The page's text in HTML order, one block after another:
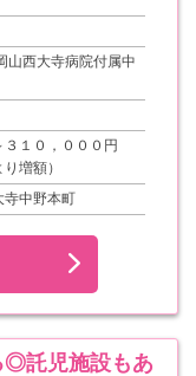
山西大寺病院付属中
３１０，０００円
増額）
寺中野本町
◎託児施設もあ